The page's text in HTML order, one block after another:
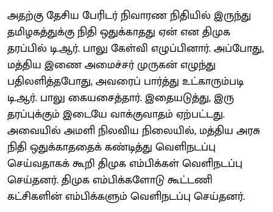
அதற்கு தேசிய பேரிடர் நிவாரண நிதியில் இருந்து
தமிழகத்துக்கு நிதி ஒதுக்காதது ஏன் என திமுக
தரப்பில் டி.ஆர். பாலு கேள்வி எழுப்பினார். அப்போது,
மத்திய இணை அமைச்சர் முருகன் எழுந்து
பதிலளித்தபோது, அவரைப் பார்த்து உட்காரும்படி
டி.ஆர். பாலு கையசைத்தார். இதையடுத்து, இரு
தரப்புக்கும் இடையே வாக்குவாதம் ஏற்பட்டது.
அவையில் அமளி நிலவிய நிலையில், மத்திய அரசு
நிதி ஒதுக்காததைக் கண்டித்து வெளிநடப்பு
செய்வதாகக் கூறி திமுக எம்பிக்கள் வெளிநடப்பு
செய்தனர். திமுக எம்பிக்களோடு கூட்டணி
கட்சிகளின் எம்பிக்களும் வெளிநடப்பு செய்தனர்.